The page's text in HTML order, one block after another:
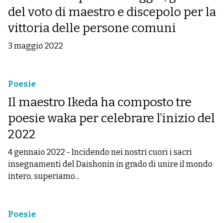
del voto di maestro e discepolo per la
vittoria delle persone comuni
3 maggio 2022
Poesie
Il maestro Ikeda ha composto tre
poesie waka per celebrare l’inizio del
2022
4 gennaio 2022 - Incidendo nei nostri cuori i sacri
insegnamenti del Daishonin in grado di unire il mondo
intero, superiamo...
Poesie